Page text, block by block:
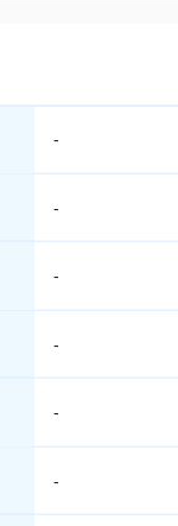
-
-
-
-
-
-